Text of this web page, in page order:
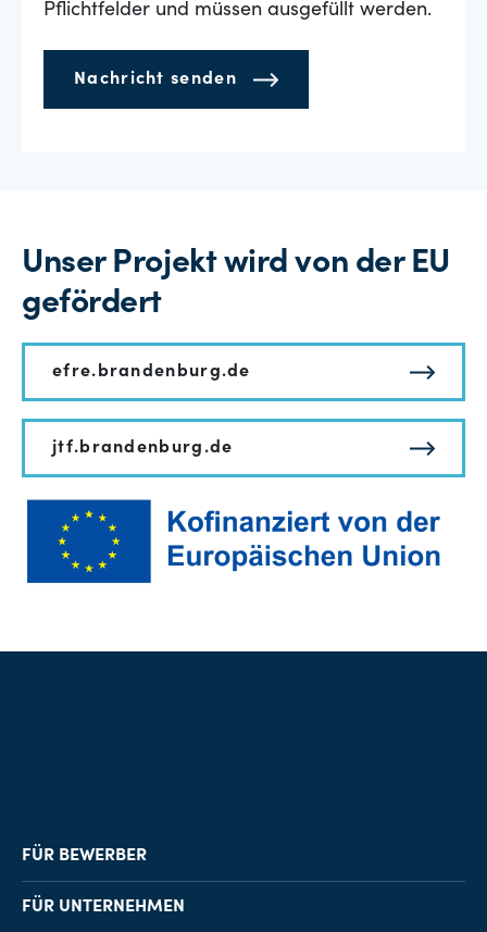
Pflichtfelder und müssen ausgefüllt werden.
Nachricht senden
Unser Projekt wird von der EU
gefördert
efre.brandenburg.de
jtf.brandenburg.de
FÜR BEWERBER
Job-Finder
FÜR UNTERNEHMEN